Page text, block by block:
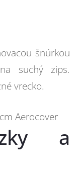
šnúrkou
suchý zips.
vrecko.
a